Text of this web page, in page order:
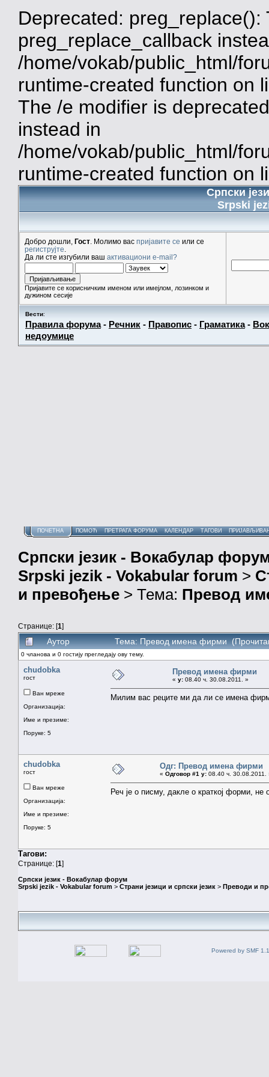
Deprecated:
preg_replace_callback
/home/vokab/public_html/
runtime-created function on
The /e modifier is
instead in
/home/vokab/public_html/
runtime-created function on
Српски
Srpski
Добро дошли, Гост . Молимо вас пријавите се или се
региструјте
Да ли сте изгубили ваш активациони e-mail?
Пријавите се корисничким именом или имејлом, лозинком и
дужином сесије
Вести:
Правила форума- Речник - Правопис - Граматика-
недоумице
ПОЧЕТНА ПОМОЋ ПРЕТРАГА ФОРУМА КАЛЕНДАР ТАГОВИ
Српски језик - Вокабулар
Srpski jezik - Vokabular forum >
и превођење > Тема: Превод
Странице: [1]
Аутор Тема: Превод имена фирми
0 чланова и 0 гостију прегледају ову тему.
chudobka
гост
Ван мреже
Организација:
Име и презиме:
Поруке: 5
Превод имена фирми
« у: 08.40 ч. 30.08.2011. »
Милим вас реците ми да ли се имена
chudobka
гост
Ван мреже
Организација:
Име и презиме:
Поруке: 5
Одг: Превод имена фирми
« Одговор #1 у: 08.40 ч. 30.08.2011.
Реч је о писму, дакле о краткој форми, не
Тагови:
Странице: [1]
Српски језик - Вокабулар форум
Srpski jezik - Vokabular forum > Страни језици и српски језик > Преводи и
Powered by SMF